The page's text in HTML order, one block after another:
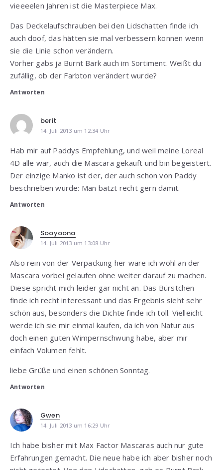
vieeeelen Jahren ist die Masterpiece Max.
Das Deckelaufschrauben bei den Lidschatten finde ich
auch doof, das hätten sie mal verbessern können wenn
sie die Linie schon verändern.
Vorher gabs ja Burnt Bark auch im Sortiment. Weißt du
zufällig, ob der Farbton verändert wurde?
Antworten
berit
14. Juli 2013 um 12:34 Uhr
Hab mir auf Paddys Empfehlung, und weil meine Loreal
4D alle war, auch die Mascara gekauft und bin begeistert.
Der einzige Manko ist der, der auch schon von Paddy
beschrieben wurde: Man batzt recht gern damit.
Antworten
Sooyoona
14. Juli 2013 um 13:08 Uhr
Also rein von der Verpackung her wäre ich wohl an der
Mascara vorbei gelaufen ohne weiter darauf zu machen.
Diese spricht mich leider gar nicht an. Das Bürstchen
finde ich recht interessant und das Ergebnis sieht sehr
schön aus, besonders die Dichte finde ich toll. Vielleicht
werde ich sie mir einmal kaufen, da ich von Natur aus
doch einen guten Wimpernschwung habe, aber mir
einfach Volumen fehlt.
liebe Grüße und einen schönen Sonntag.
Antworten
Gwen
14. Juli 2013 um 16:29 Uhr
Ich habe bisher mit Max Factor Mascaras auch nur gute
Erfahrungen gemacht. Die neue habe ich aber bisher noch